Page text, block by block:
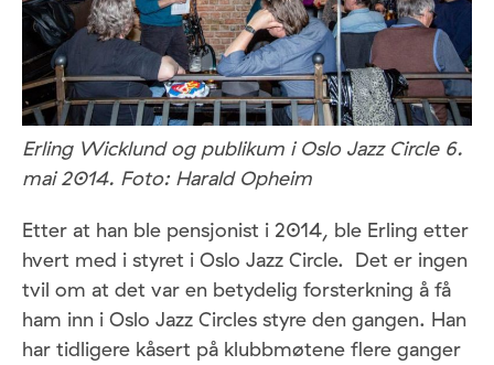
Erling Wicklund og publikum i Oslo Jazz Circle 6.
mai 2014. Foto: Harald Opheim
Etter at han ble pensjonist i 2014, ble Erling etter
hvert med i styret i Oslo Jazz Circle. Det er ingen
tvil om at det var en betydelig forsterkning å få
ham inn i Oslo Jazz Circles styre den gangen. Han
har tidligere kåsert på klubbmøtene flere ganger